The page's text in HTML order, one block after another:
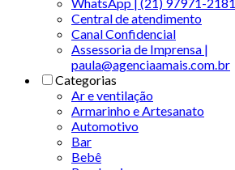
Central de atendimento
Canal Confidencial
Assessoria de Imprensa |
paula@agenciaamais.com.br
Categorias
Ar e ventilação
Armarinho e Artesanato
Automotivo
Bar
Bebê